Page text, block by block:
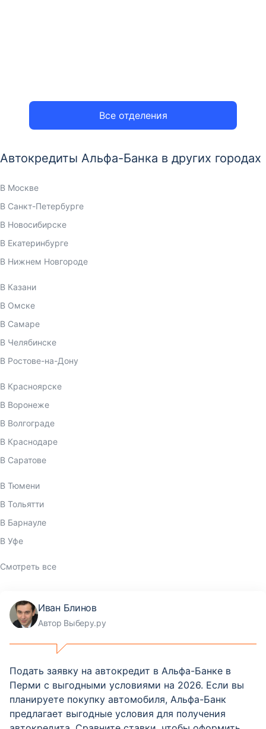
Все отделения
Автокредиты Альфа-Банка в других городах
В Москве
В Санкт-Петербурге
В Новосибирске
В Екатеринбурге
В Нижнем Новгороде
В Казани
В Омске
В Самаре
В Челябинске
В Ростове-на-Дону
В Красноярске
В Воронеже
В Волгограде
В Краснодаре
В Саратове
В Тюмени
В Тольятти
В Барнауле
В Уфе
Смотреть все
Иван Блинов
Автор Выберу.ру
Подать заявку на автокредит в Альфа-Банке в
Перми с выгодными условиями на 2026. Если вы
планируете покупку автомобиля, Альфа-Банк
предлагает выгодные условия для получения